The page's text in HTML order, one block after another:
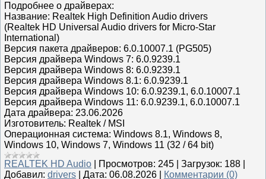
Подробнее о драйверах:
Название: Realtek High Definition Audio drivers
(Realtek HD Universal Audio drivers for Micro-Star
International)
Версия пакета драйверов: 6.0.10007.1 (PG505)
Версия драйвера Windows 7: 6.0.9239.1
Версия драйвера Windows 8: 6.0.9239.1
Версия драйвера Windows 8.1: 6.0.9239.1
Версия драйвера Windows 10: 6.0.9239.1, 6.0.10007.1
Версия драйвера Windows 11: 6.0.9239.1, 6.0.10007.1
Дата драйвера: 23.06.2026
Изготовитель: Realtek / MSI
Операционная система: Windows 8.1, Windows 8,
Windows 10, Windows 7, Windows 11 (32 / 64 bit)
REALTEK HD Audio
Просмотров: 245 Загрузок: 188
Добавил: drivers Дата: 06.08.2026 Комментарии (0)